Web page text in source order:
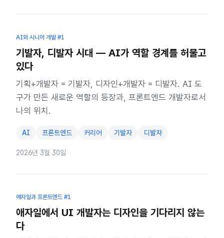
AI와 시니어 개발#1
기발자, 디발자 시대 — AI가 역할 경계를 허물고
있다
기획+개발자 = 기발자, 디자인+개발자 = 디발자. AI 도
구가 만든 새로운 역할의 등장과, 프론트엔드 개발자로서
나의 위치.
AI 프론트엔드 커리어 기발자 디발자
2026년 3월 30일
애자일과 프론트엔드 #1
애자일에서 UI 개발자는 디자인을 기다리지 않는
다